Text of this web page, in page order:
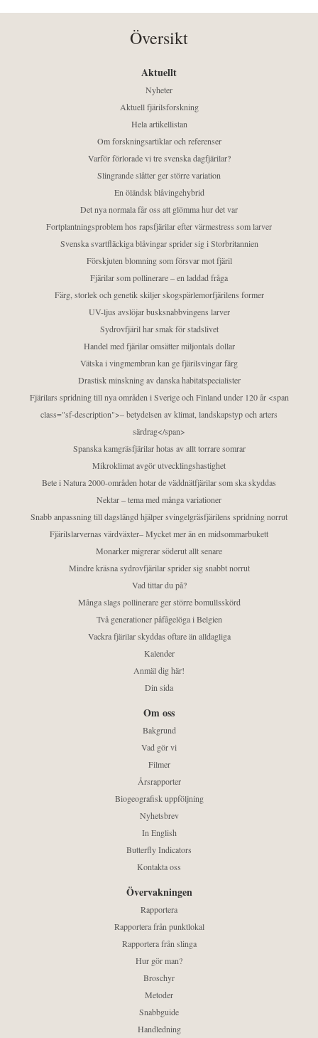
Översikt
Aktuellt
Nyheter
Aktuell fjärilsforskning
Hela artikellistan
Om forskningsartiklar och referenser
Varför förlorade vi tre svenska dagfjärilar?
Slingrande slåtter ger större variation
En öländsk blåvingehybrid
Det nya normala får oss att glömma hur det var
Fortplantningsproblem hos rapsfjärilar efter värmestress som larver
Svenska svartfläckiga blåvingar sprider sig i Storbritannien
Förskjuten blomning som försvar mot fjäril
Fjärilar som pollinerare – en laddad fråga
Färg, storlek och genetik skiljer skogspärlemorfjärilens former
UV-ljus avslöjar busksnabbvingens larver
Sydrovfjäril har smak för stadslivet
Handel med fjärilar omsätter miljontals dollar
Vätska i vingmembran kan ge fjärilsvingar färg
Drastisk minskning av danska habitatspecialister
Fjärilars spridning till nya områden i Sverige och Finland under 120 år <span
class="sf-description">– betydelsen av klimat, landskapstyp och arters
särdrag</span>
Spanska kamgräsfjärilar hotas av allt torrare somrar
Mikroklimat avgör utvecklingshastighet
Bete i Natura 2000-områden hotar de väddnätfjärilar som ska skyddas
Nektar – tema med många variationer
Snabb anpassning till dagslängd hjälper svingelgräsfjärilens spridning norrut
Fjärilslarvernas värdväxter– Mycket mer än en midsommarbukett
Monarker migrerar söderut allt senare
Mindre kräsna sydrovfjärilar sprider sig snabbt norrut
Vad tittar du på?
Många slags pollinerare ger större bomullsskörd
Två generationer påfågelöga i Belgien
Vackra fjärilar skyddas oftare än alldagliga
Kalender
Anmäl dig här!
Din sida
Om oss
Bakgrund
Vad gör vi
Filmer
Årsrapporter
Biogeografisk uppföljning
Nyhetsbrev
In English
Butterfly Indicators
Kontakta oss
Övervakningen
Rapportera
Rapportera från punktlokal
Rapportera från slinga
Hur gör man?
Broschyr
Metoder
Snabbguide
Handledning